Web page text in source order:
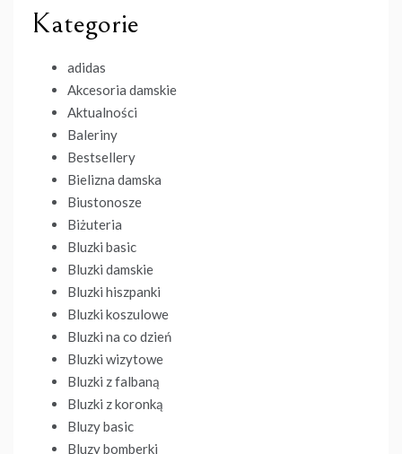
Kategorie
adidas
Akcesoria damskie
Aktualności
Baleriny
Bestsellery
Bielizna damska
Biustonosze
Biżuteria
Bluzki basic
Bluzki damskie
Bluzki hiszpanki
Bluzki koszulowe
Bluzki na co dzień
Bluzki wizytowe
Bluzki z falbaną
Bluzki z koronką
Bluzy basic
Bluzy bomberki